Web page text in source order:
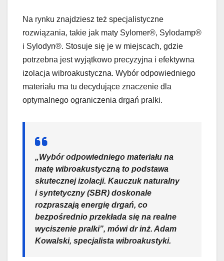
Na rynku znajdziesz też specjalistyczne
rozwiązania, takie jak maty Sylomer®, Sylodamp®
i Sylodyn®. Stosuje się je w miejscach, gdzie
potrzebna jest wyjątkowo precyzyjna i efektywna
izolacja wibroakustyczna. Wybór odpowiedniego
materiału ma tu decydujące znaczenie dla
optymalnego ograniczenia drgań pralki.
„Wybór odpowiedniego materiału na
matę wibroakustyczną to podstawa
skutecznej izolacji. Kauczuk naturalny
i syntetyczny (SBR) doskonale
rozpraszają energię drgań, co
bezpośrednio przekłada się na realne
wyciszenie pralki”, mówi dr inż. Adam
Kowalski, specjalista wibroakustyki.